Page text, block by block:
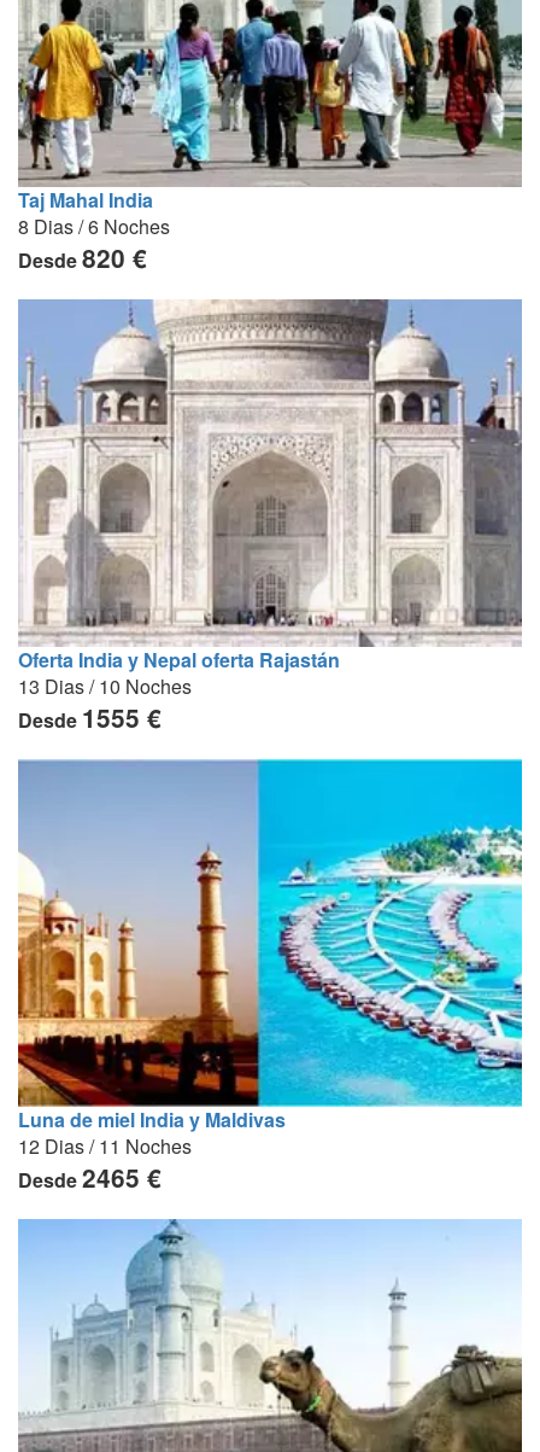
Taj Mahal India
8 Dias / 6 Noches
Desde820 €
Oferta India y Nepal oferta Rajastán
13 Dias / 10 Noches
Desde 1555 €
Luna de miel India y Maldivas
12 Dias / 11 Noches
Desde2465 €